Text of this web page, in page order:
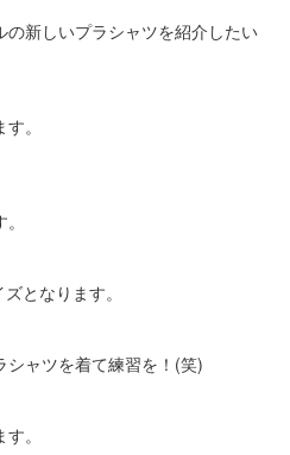
新しいプラシャツを紹介したい
。
となります。
ャツを着て練習を！(笑)
。